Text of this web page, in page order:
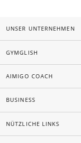
UNSER UNTERNEHMEN
GYMGLISH
AIMIGO COACH
BUSINESS
NÜTZLICHE LINKS